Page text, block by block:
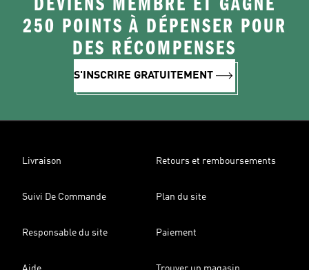
250 POINTS À DÉPENSER POUR
DES RÉCOMPENSES
S'INSCRIRE GRATUITEMENT
Livraison Retours et remboursements
Suivi De Commande Plan du site
Responsable du site Paiement